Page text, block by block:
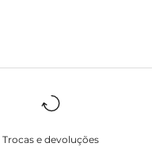
Trocas e devoluções